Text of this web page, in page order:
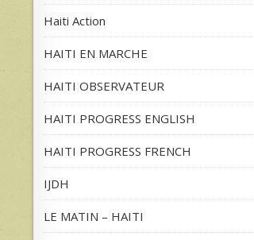
Haiti Action
HAITI EN MARCHE
HAITI OBSERVATEUR
HAITI PROGRESS ENGLISH
HAITI PROGRESS FRENCH
IJDH
LE MATIN – HAITI